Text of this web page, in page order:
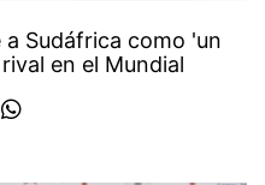
Sudáfrica como 'un
en el Mundial